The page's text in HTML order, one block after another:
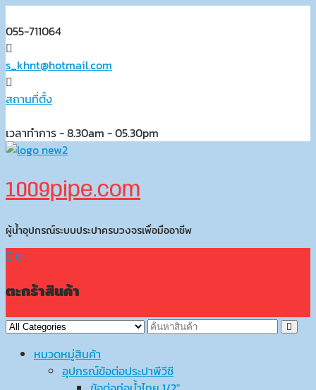
to
content
055-711064
s_khnt@hotmail.com
สถานที่ตั้ง
เวลาทำการ - 8.30am - 05.30pm
1009pipe.com
ผู้น้ำอุปกรณ์ระบบประปาครบวงจรเพื่อมืออาชีพ
0
ตะกร้าสินค้า
หมวดหมู่สินค้า
อุปกรณ์ข้อต่อประปาพีวีซี